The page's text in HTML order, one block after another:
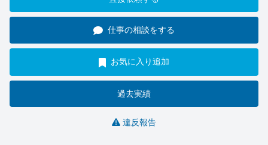
仕事の相談をする
お気に入り追加
過去実績
違反報告